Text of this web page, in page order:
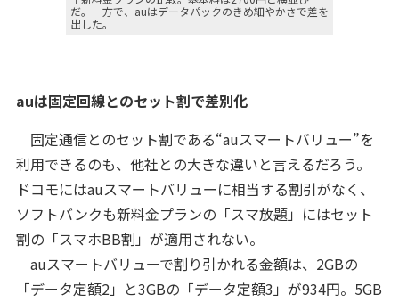
だ。一方で、auはデータパックのきめ細やかさで差を
出した。
auは固定回線とのセット割で差別化
固定通信とのセット割である“auスマートバリュー”を
利用できるのも、他社との大きな違いと言えるだろう。
ドコモにはauスマートバリューに相当する割引がなく、
ソフトバンクも新料金プランの「スマ放題」にはセット
割の「スマホBB割」が適用されない。
auスマートバリューで割り引かれる金額は、2GBの
「データ定額2」と3GBの「データ定額3」が934円。5GB